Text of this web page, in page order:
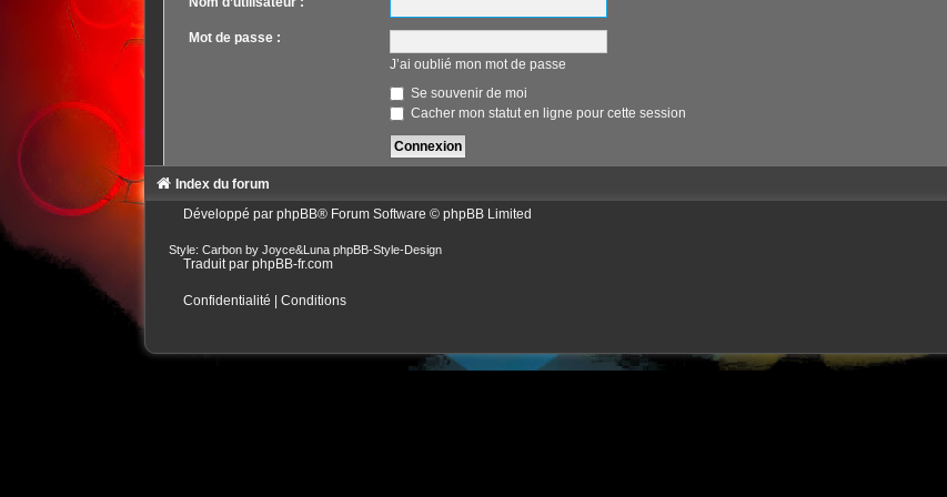
Mot de passe :
J’ai oublié mon mot de passe
Se souvenir de moi
Cacher mon statut en ligne pour cette session
Index du forum
Développé par phpBB® Forum Software © phpBB Limited
Style: Carbon by Joyce&Luna phpBB-Style-Design
Traduit par phpBB-fr.com
Confidentialité Conditions